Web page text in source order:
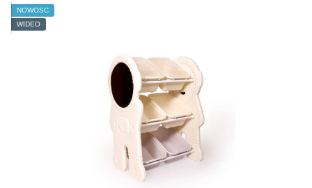
NOWOŚĆ
WIDEO